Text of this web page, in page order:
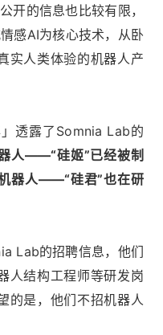
开的信息也比较有限，
感AI为核心技术，从卧
实人类体验的机器人产
透露了Somnia Lab的
人——“硅姬”已经被制
器人——“硅君”也在研
Lab的招聘信息，他们
人结构工程师等研发岗
的是，他们不招机器人